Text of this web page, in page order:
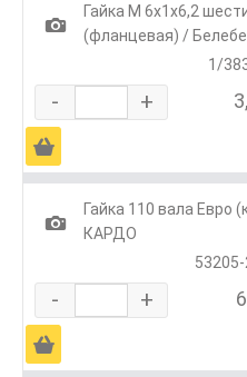
1
Гайка М 6х1х6,2
(фланцевая) /
1/
- +
Ä
1
Гайка 110 вала Евро
КАРДО
- +
Ä